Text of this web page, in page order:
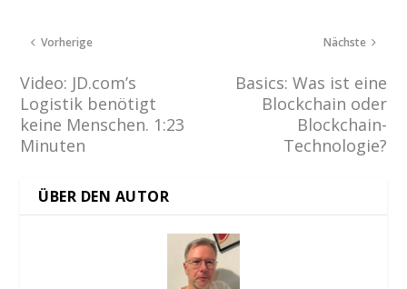
Vorherige
Video: JD.com’s
Logistik benötigt
keine Menschen. 1:23
Minuten
Nächste
Basics: Was ist eine
Blockchain oder
Blockchain-
Technologie?
ÜBER DEN AUTOR